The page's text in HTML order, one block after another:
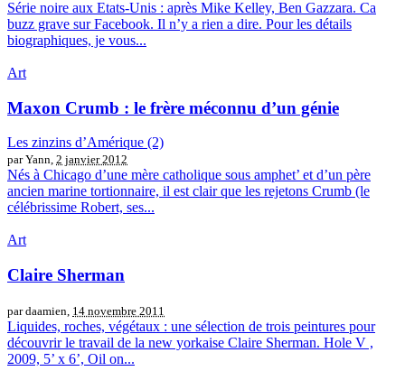
Série noire aux Etats-Unis : après Mike Kelley, Ben Gazzara. Ca
buzz grave sur Facebook. Il n’y a rien a dire. Pour les détails
biographiques, je vous...
Art
Maxon Crumb : le frère méconnu d’un génie
Les zinzins d’Amérique (2)
par Yann, 2 janvier 2012
Nés à Chicago d’une mère catholique sous amphet’ et d’un père
ancien marine tortionnaire, il est clair que les rejetons Crumb (le
célébrissime Robert, ses...
Art
Claire Sherman
par daamien, 14 novembre 2011
Liquides, roches, végétaux : une sélection de trois peintures pour
découvrir le travail de la new yorkaise Claire Sherman. Hole V ,
2009, 5’ x 6’, Oil on...